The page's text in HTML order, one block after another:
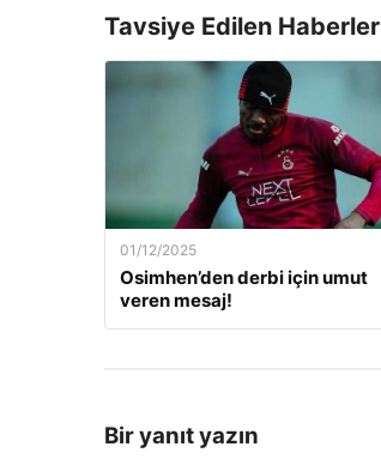
Tavsiye Edilen Haberler
01/12/2025
Osimhen’den derbi için umut
veren mesaj!
Bir yanıt yazın